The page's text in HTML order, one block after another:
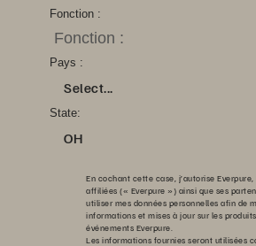
Fonction :
Pays :
Select...
State:
OH
En cochant cette case, j’autorise
affiliées (« Everpure ») ainsi que ses
utiliser mes données personnelles afin de
informations et mises à jour sur les
événements Everpure.
Les informations fournies seront utilisées